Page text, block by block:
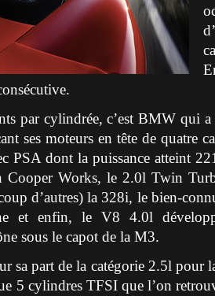
par cylindrée, c’est BMW qui
ses moteurs en tête de quatre
PSA dont la puissance atteint
Cooper Works, le 2.0l Twin
d’autres) la 328i, le bien-
et enfin, le V8 4.0l
sous le capot de la M3.
sa part de la catégorie 2.5l pour
5 cylindres TFSI que l’on